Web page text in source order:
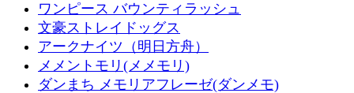
ワンピース バウンティラッシュ
文豪ストレイドッグス
アークナイツ（明日方舟）
メメントモリ(メメモリ)
ダンまち メモリアフレーゼ(ダンメモ)